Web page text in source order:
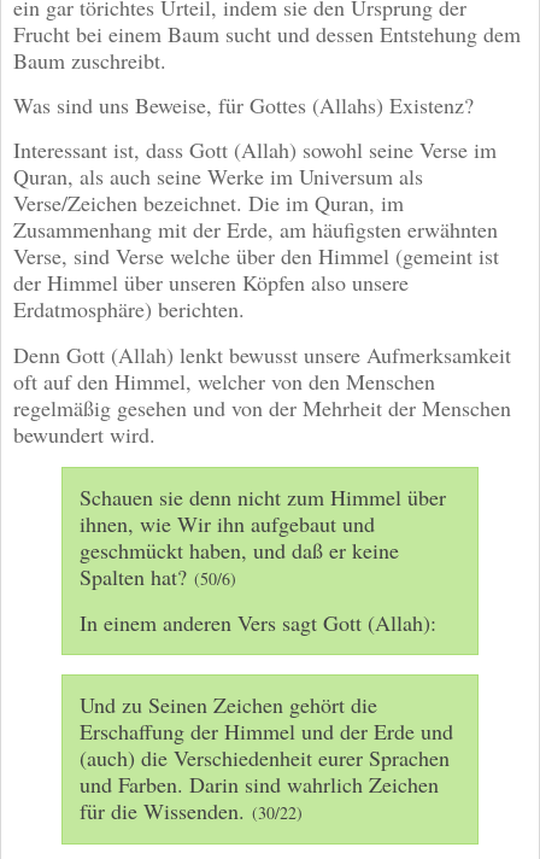
ein gar törichtes Urteil, indem sie den Ursprung der
Frucht bei einem Baum sucht und dessen Entstehung dem
Baum zuschreibt.
Was sind uns Beweise, für Gottes (Allahs) Existenz?
Interessant ist, dass Gott (Allah) sowohl seine Verse im
Quran, als auch seine Werke im Universum als
Verse/Zeichen bezeichnet. Die im Quran, im
Zusammenhang mit der Erde, am häufigsten erwähnten
Verse, sind Verse welche über den Himmel (gemeint ist
der Himmel über unseren Köpfen also unsere
Erdatmosphäre) berichten.
Denn Gott (Allah) lenkt bewusst unsere Aufmerksamkeit
oft auf den Himmel, welcher von den Menschen
regelmäßig gesehen und von der Mehrheit der Menschen
bewundert wird.
Schauen sie denn nicht zum Himmel über
ihnen, wie Wir ihn aufgebaut und
geschmückt haben, und daß er keine
Spalten hat? (50/6)
In einem anderen Vers sagt Gott (Allah):
Und zu Seinen Zeichen gehört die
Erschaffung der Himmel und der Erde und
(auch) die Verschiedenheit eurer Sprachen
und Farben. Darin sind wahrlich Zeichen
für die Wissenden. (30/22)